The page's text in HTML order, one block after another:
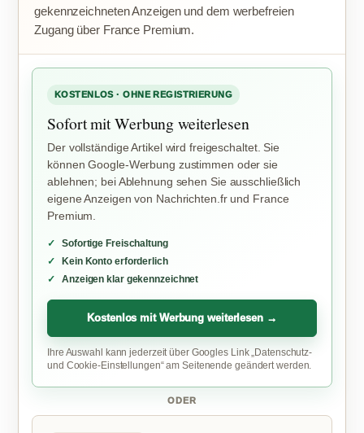
gekennzeichneten Anzeigen und dem werbefreien
Zugang über France Premium.
KOSTENLOS · OHNE REGISTRIERUNG
Sofort mit Werbung weiterlesen
Der vollständige Artikel wird freigeschaltet. Sie
können Google-Werbung zustimmen oder sie
ablehnen; bei Ablehnung sehen Sie ausschließlich
eigene Anzeigen von Nachrichten.fr und France
Premium.
Sofortige Freischaltung
Kein Konto erforderlich
Anzeigen klar gekennzeichnet
Kostenlos mit Werbung weiterlesen →
Ihre Auswahl kann jederzeit über Googles Link „Datenschutz-
und Cookie-Einstellungen“ am Seitenende geändert werden.
ODER